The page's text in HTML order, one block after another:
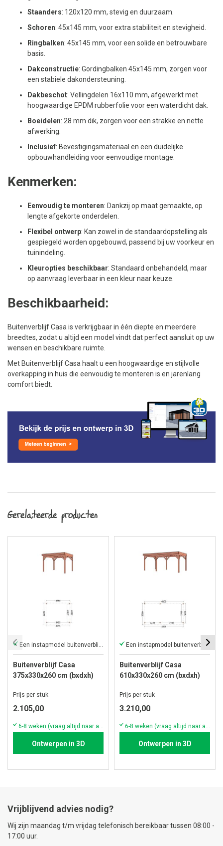
Staanders: 120x120 mm, stevig en duurzaam.
Schoren: 45x145 mm, voor extra stabiliteit en stevigheid.
Ringbalken: 45x145 mm, voor een solide en betrouwbare
basis.
Dakconstructie: Gordingbalken 45x145 mm, zorgen voor
een stabiele dakondersteuning.
Dakbeschot: Vellingdelen 16x110 mm, afgewerkt met
hoogwaardige EPDM rubberfolie voor een waterdicht dak.
Boeidelen: 28 mm dik, zorgen voor een strakke en nette
afwerking.
Inclusief: Bevestigingsmateriaal en een duidelijke
opbouwhandleiding voor eenvoudige montage.
Kenmerken:
Eenvoudig te monteren: Dankzij op maat gemaakte, op
lengte afgekorte onderdelen.
Flexibel ontwerp: Kan zowel in de standaardopstelling als
gespiegeld worden opgebouwd, passend bij uw voorkeur en
tuinindeling.
Kleuropties beschikbaar: Standaard onbehandeld, maar
op aanvraag leverbaar in een kleur naar keuze.
Beschikbaarheid:
Buitenverblijf Casa is verkrijgbaar in één diepte en meerdere
breedtes, zodat u altijd een model vindt dat perfect aansluit op uw
wensen en beschikbare ruimte.
Met Buitenverblijf Casa haalt u een hoogwaardige en stijlvolle
overkapping in huis die eenvoudig te monteren is en jarenlang
comfort biedt.
Gerelateerde producten
Een instapmodel buitenverblijf met plat dak
Buitenverblijf Casa
375x330x260 cm (bxdxh)
Prijs per stuk
2.105,00
Ontwerpen in 3D
Een instapmodel buitenverblijf met plat dak
Buitenverblijf Casa
610x330x260 cm (bxdxh)
Prijs per stuk
3.210,00
Ontwerpen in 3D
Vrijblijvend advies nodig?
Wij zijn maandag t/m vrijdag telefonisch bereikbaar tussen 08:00 -
17:00 uur.